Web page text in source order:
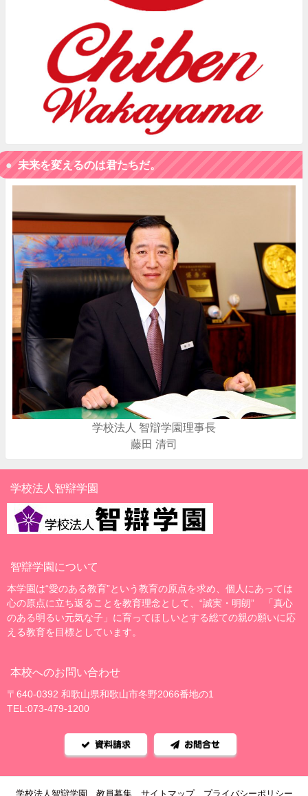
未来を変えるのは君たちだ。
学校法人 智辯学園理事長
藤田 清司
学校法人智辯学園
智辯学園について
本学園は“愛のある教育”という教育の原点を求め、個人にあっては
心の原点に立ち返ることを教育理念として、“誠実・明朗” 「真心
のある明るい元気な子」に育ってほしいとする総ての親の願いに応
える教育を目標としています。
本校へのお問い合わせ
〒640-0392 和歌山県和歌山市冬野2066番地の1
TEL:073-479-1200
資料請求 お問合せ
学校法人智辯学園 教員募集 サイトマップ プライバシーポリシー